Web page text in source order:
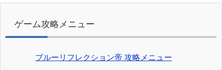
ゲーム攻略メニュー
ブルーリフレクション帝 攻略メニュー